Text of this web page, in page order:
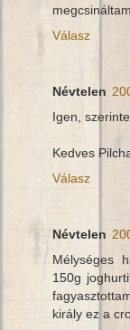
Válasz
Névtelen
Igen,
Kedves
Válasz
Névtelen
Mélységes
150g
király ez a